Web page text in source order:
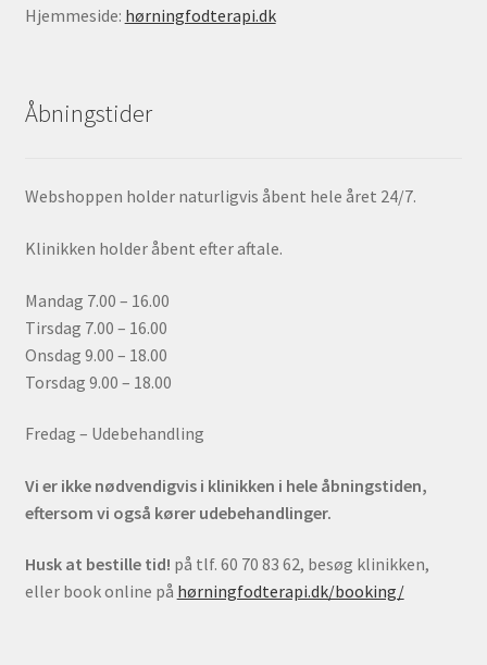
Hjemmeside: hørningfodterapi.dk
Åbningstider
Webshoppen holder naturligvis åbent hele året 24/7.
Klinikken holder åbent efter aftale.
Mandag 7.00 – 16.00
Tirsdag 7.00 – 16.00
Onsdag 9.00 – 18.00
Torsdag 9.00 – 18.00
Fredag – Udebehandling
Vi er ikke nødvendigvis i klinikken i hele åbningstiden,
eftersom vi også kører udebehandlinger.
Husk at bestille tid! på tlf. 60 70 83 62, besøg klinikken,
eller book online på hørningfodterapi.dk/booking/